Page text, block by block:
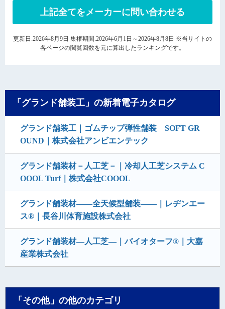
上記全てをメーカーに問い合わせる
更新日:2026年8月9日 集権期間:2026年6月1日～2026年8月8日 ※当サイトの
各ページの閲覧回数を元に算出したランキングです。
「グランド舗装工」の新着電子カタログ
グランド舗装工｜ゴムチップ弾性舗装 SOFT GR
OUND｜株式会社アンビエンテック
グランド舗装材－人工芝－｜冷却人工芝システム C
OOOL Turf｜株式会社COOOL
グランド舗装材――全天候型舗装――｜レヂンエー
ス®｜長谷川体育施設株式会社
グランド舗装材―人工芝―｜バイオターフ®｜大嘉
産業株式会社
「その他」の他のカテゴリ